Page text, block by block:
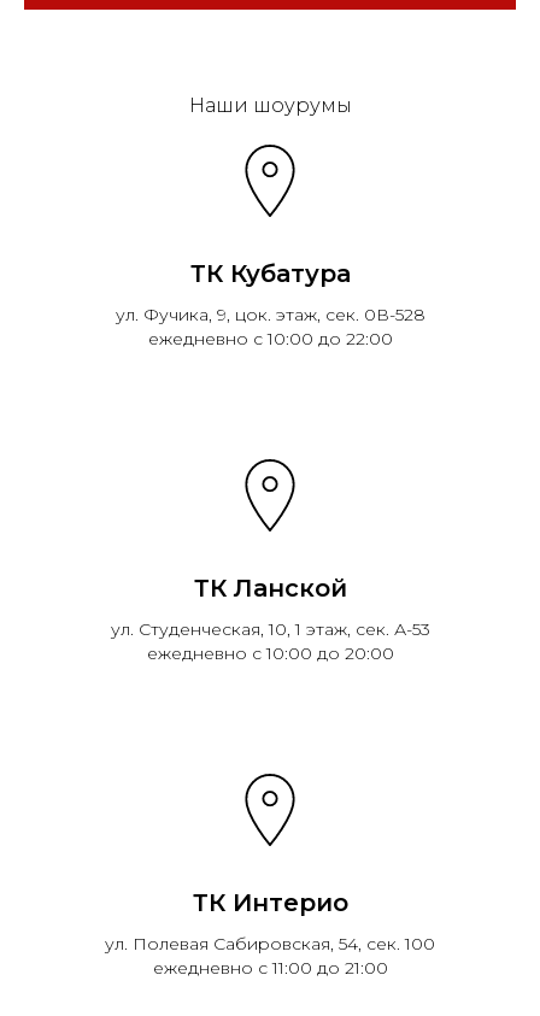
Наши шоурумы
ТК Кубатура
ул. Фучика, 9, цок. этаж, сек. 0В-528
ежедневно с 10:00 до 22:00
ТК Ланской
ул. Студенческая, 10, 1 этаж, сек. А-53
ежедневно с 10:00 до 20:00
ТК Интерио
ул. Полевая Сабировская, 54, сек. 100
ежедневно с 11:00 до 21:00